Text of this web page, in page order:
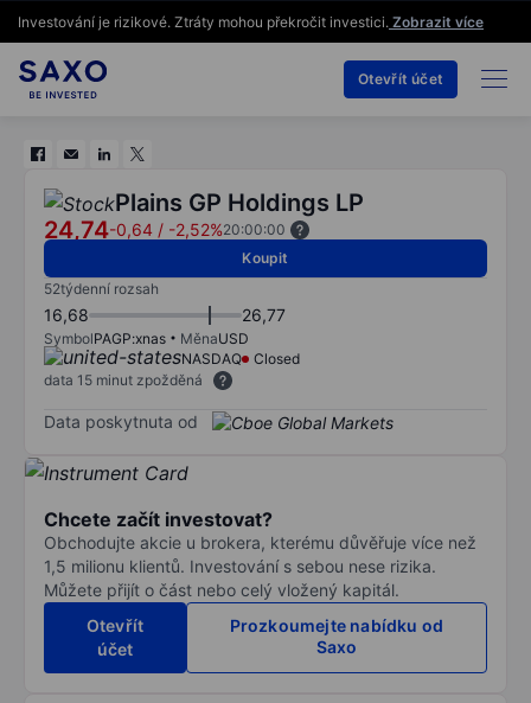
Investování je rizikové. Ztráty mohou překročit investici. Zobrazit více
Otevřít účet
Plains GP Holdings LP
24,74-0,64 / -2,52%20:00:00
Koupit
52týdenní rozsah
16,68 26,77
SymbolPAGP:xnas MěnaUSD
NASDAQ
Closed
data 15 minut zpožděná
Data poskytnuta od
Chcete začít investovat?
Obchodujte akcie u brokera, kterému důvěřuje více než
1,5 milionu klientů. Investování s sebou nese rizika.
Můžete přijít o část nebo celý vložený kapitál.
Otevřít
účet
Prozkoumejte nabídku od
Saxo